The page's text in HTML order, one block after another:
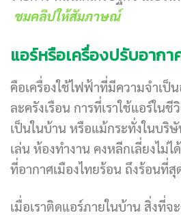
ชมคลิปให้สัมภาษณ์
แอร์หรือเครื่องปรับอากา
คือเครื่องใช้ไฟฟ้าที่มีความจำเป็
ละครังเรือน การที่เราใช้แอร์ใน
เป็นในบ้าน หรือแม้กระทั่งในบริ
เล่น ห้องทำงาน คงหลีกเลี่ยงไม่ไ
ที่อากาศเมืองไทยร้อน ถึงร้อนที่
เมื่อเราติดแอร์ภายในบ้าน สิ่งที่จ